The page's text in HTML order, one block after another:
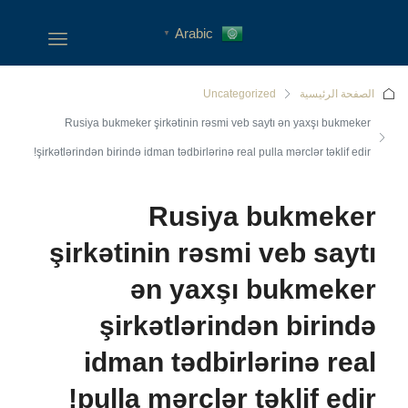
Arabic
▼
الصفحة الرئيسية Uncategorized
Rusiya bukmeker şirkətinin rəsmi veb saytı ən yaxşı bukmeker
şirkətlərindən birində idman tədbirlərinə real pulla mərclər təklif edir!
Rusiya bukmeker
şirkətinin rəsmi veb saytı
ən yaxşı bukmeker
şirkətlərindən birində
idman tədbirlərinə real
pulla mərclər təklif edir!